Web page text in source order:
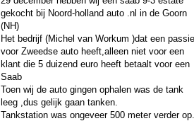
gekocht bij Noord-holland auto .nl in de Goorn
(NH)
Het bedrijf (Michel van Workum )dat een
voor Zweedse auto heeft,alleen niet voor een
klant die 5 duizend euro heeft betaalt voor een
Saab
Toen wij de auto gingen ophalen was de tank
leeg ,dus gelijk gaan tanken.
Tankstation was ongeveer 500 meter verder